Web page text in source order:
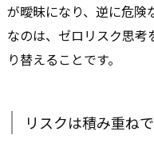
が曖昧になり、逆に危険
なのは、ゼロリスク思考
り替えることです。
リスクは積み重ね